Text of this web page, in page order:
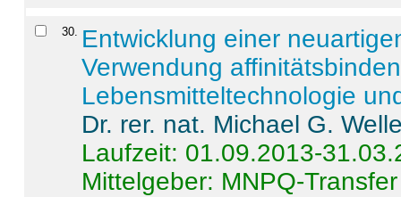
30. Entwicklung einer
Verwendung
Lebensmitteltechnologie
Dr. rer. nat. Michael G.
Laufzeit: 01.09.2013-
Mittelgeber: MNPQ-Transfer